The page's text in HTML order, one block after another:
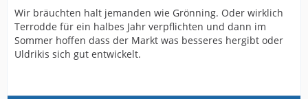
Wir bräuchten halt jemanden wie Grönning. Oder wirklich
Terrodde für ein halbes Jahr verpflichten und dann im
Sommer hoffen dass der Markt was besseres hergibt oder
Uldrikis sich gut entwickelt.